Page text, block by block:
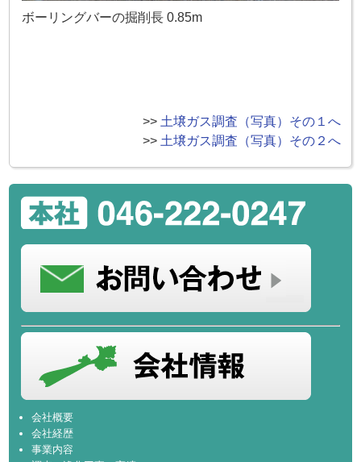
ボーリングバーの掘削長 0.85m
>> 土壌ガス調査（写真）その１へ
>> 土壌ガス調査（写真）その２へ
会社概要
会社経歴
事業内容